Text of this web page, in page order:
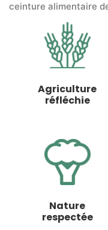
ceinture alimentaire
Agriculture
réfléchie
Nature
respectée